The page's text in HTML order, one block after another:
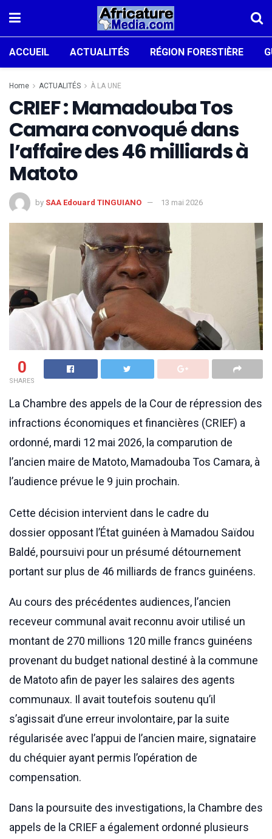
ACCUEIL ACTUALITÉS RÉGION FORESTIÈRE
Home ACTUALITÉS À LA UNE
CRIEF : Mamadouba Tos
Camara convoqué dans
l’affaire des 46 milliards à
Matoto
by SAA Edouard TINGUIANO 13 mai 2026
0
SHARES
La Chambre des appels de la Cour de répression des
infractions économiques et financières (CRIEF) a
ordonné, mardi 12 mai 2026, la comparution de
l’ancien maire de Matoto, Mamadouba Tos Camara, à
l’audience prévue le 9 juin prochain.
Cette décision intervient dans le cadre du
dossier opposant l’État guinéen à Mamadou Saïdou
Baldé, poursuivi pour un présumé détournement
portant sur plus de 46 milliards de francs guinéens.
Au cours des précédentes audiences, l’ancien
receveur communal avait reconnu avoir utilisé un
montant de 270 millions 120 mille francs guinéens
provenant du budget national destiné à la commune
de Matoto afin de payer les salaires des agents
communaux. Il avait toutefois soutenu qu’il
s’agissait d’une erreur involontaire, par la suite
régularisée avec l’appui de l’ancien maire, signataire
du chéquier ayant permis l’opération de
compensation.
Dans la poursuite des investigations, la Chambre des
appels de la CRIEF a également ordonné plusieurs